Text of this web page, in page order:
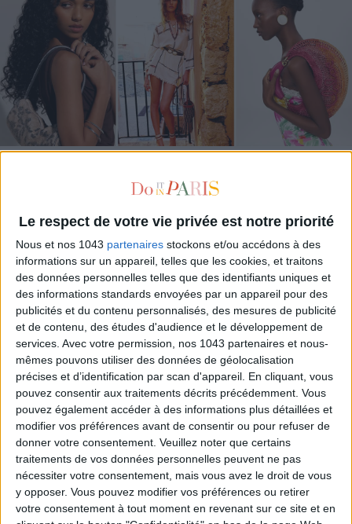
Le respect de votre vie privée est notre priorité
Nous et nos 1043 partenaires stockons et/ou accédons à des
informations sur un appareil, telles que les cookies, et traitons
des données personnelles telles que des identifiants uniques et
des informations standards envoyées par un appareil pour des
publicités et du contenu personnalisés, des mesures de publicité
et de contenu, des études d'audience et le développement de
services. Avec votre permission, nos 1043 partenaires et nous-
mêmes pouvons utiliser des données de géolocalisation
précises et d’identification par scan d'appareil. En cliquant, vous
pouvez consentir aux traitements décrits précédemment. Vous
pouvez également accéder à des informations plus détaillées et
modifier vos préférences avant de consentir ou pour refuser de
donner votre consentement. Veuillez noter que certains
traitements de vos données personnelles peuvent ne pas
nécessiter votre consentement, mais vous avez le droit de vous
y opposer. Vous pouvez modifier vos préférences ou retirer
votre consentement à tout moment en revenant sur ce site et en
DO YOU KNOW AIRBNB FOR POOLS?